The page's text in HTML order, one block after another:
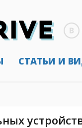
СТАТЬИ И